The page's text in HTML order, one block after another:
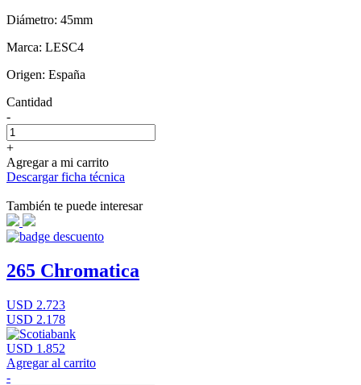
Diámetro: 45mm
Marca: LESC4
Origen: España
Cantidad
-
+
Agregar a mi carrito
Descargar ficha técnica
También te puede interesar
265 Chromatica
USD 2.723
USD 2.178
USD 1.852
Agregar al carrito
-